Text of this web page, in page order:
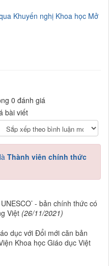
Khuyến nghị Khoa học Mở
0 đánh giá
bài viết
Thành viên chính thức
- bản chính thức có
Việt (26/11/2021)
dục với Đổi mới căn bản
Khoa học Giáo dục Việt